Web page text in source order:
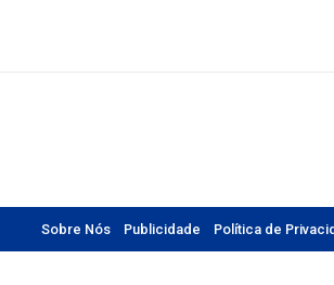
Sobre Nós Publicidade Política de